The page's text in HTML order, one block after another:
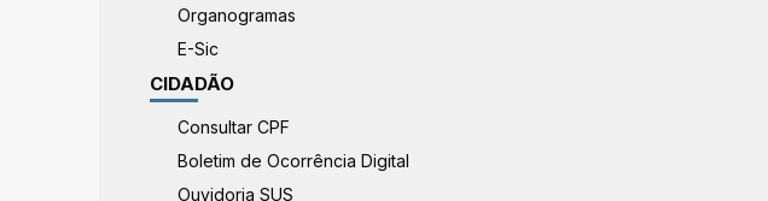
Organogramas
E-Sic
CIDADÃO
Consultar CPF
Boletim de Ocorrência Digital
Ouvidoria SUS